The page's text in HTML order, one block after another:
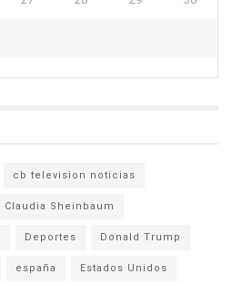
cb television noticias
Claudia Sheinbaum
Deportes Donald Trump
españa Estados Unidos